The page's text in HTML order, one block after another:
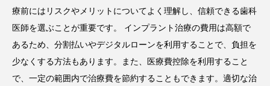
療前にはリスクやメリットについてよく理解し、信頼できる歯科
医師を選ぶことが重要です。 インプラント治療の費用は高額で
あるため、分割払いやデジタルローンを利用することで、負担を
少なくする方法もあります。また、医療費控除を利用すること
で、一定の範囲内で治療費を節約することもできます。適切な治